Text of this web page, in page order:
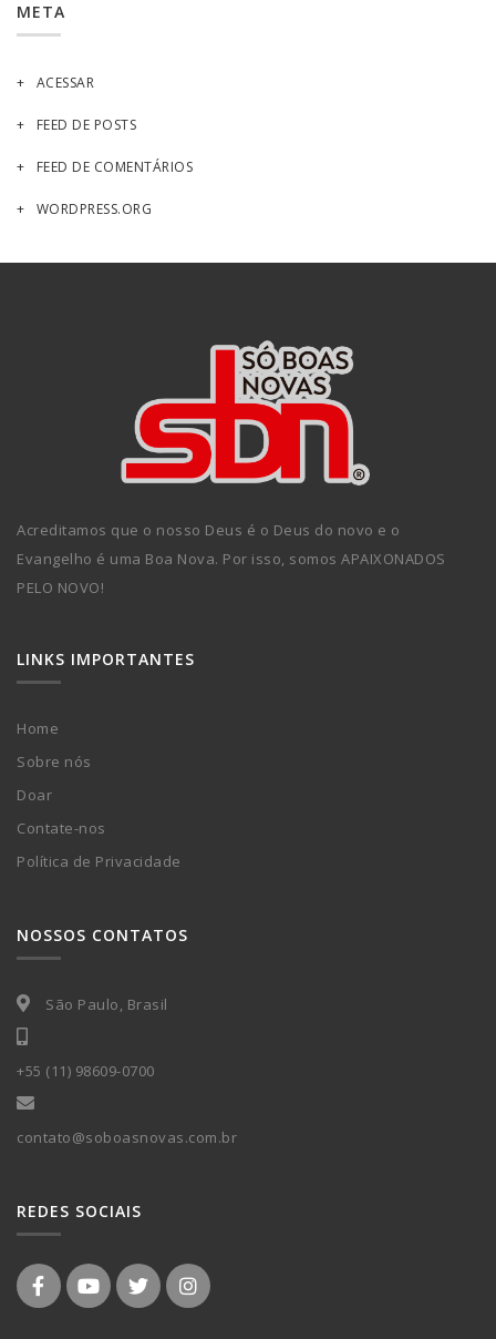
META
ACESSAR
FEED DE POSTS
FEED DE COMENTÁRIOS
WORDPRESS.ORG
Acreditamos que o nosso Deus é o Deus do novo e o
Evangelho é uma Boa Nova. Por isso, somos APAIXONADOS
PELO NOVO!
LINKS IMPORTANTES
Home
Sobre nós
Doar
Contate-nos
Política de Privacidade
NOSSOS CONTATOS
São Paulo, Brasil
+55 (11) 98609-0700
contato@soboasnovas.com.br
REDES SOCIAIS